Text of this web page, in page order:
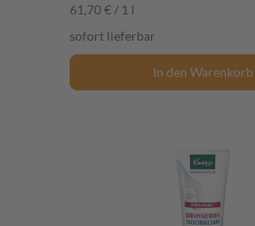
61,70 € / 1 l
sofort lieferbar
In den Warenkorb